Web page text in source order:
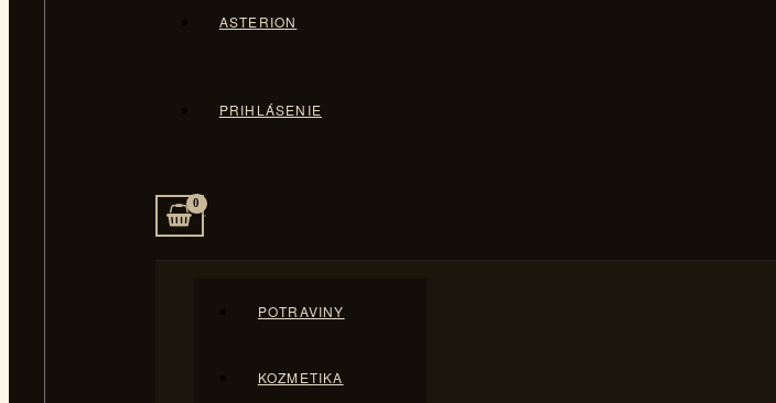
ASTERION
PRIHLÁSENIE
POTRAVINY
KOZMETIKA